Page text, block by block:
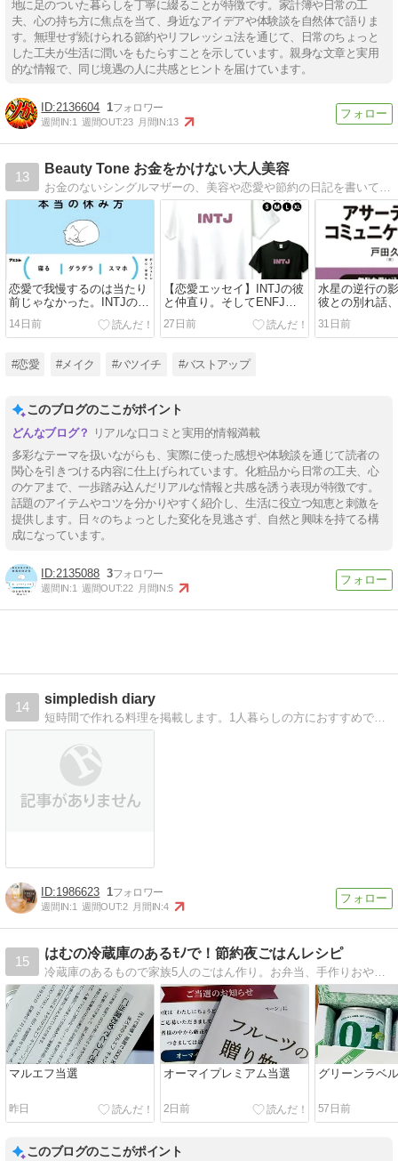
地に足のついた暮らしを丁寧に綴ることが特徴です。家計簿や日常の工
夫、心の持ち方に焦点を当て、身近なアイデアや体験談を自然体で語りま
す。無理せず続けられる節約やリフレッシュ法を通じて、日常のちょっと
した工夫が生活に潤いをもたらすことを示しています。親身な文章と実用
的な情報で、同じ境遇の人に共感とヒントを届けています。
2136604 1
週間IN:1 週間OUT:23 月間IN:13
13
Beauty Tone お金をかけない大人美容
お金のないシングルマザーの、美容や恋愛や節約の日記を書いてます。
恋愛で我慢するのは当たり
前じゃなかった。INTJの彼
が教えてくれたこと
14日前
【恋愛エッセイ】INTJの彼
と仲直り。そしてENFJの
元彼に「ごめんね」を伝え
た日
27日前
水星の逆行の
彼との別れ話
別れたENFJ
連絡
31日前
#恋愛 #メイク #バツイチ #バストアップ
このブログのここがポイント
リアルな口コミと実用的情報満載
多彩なテーマを扱いながらも、実際に使った感想や体験談を通じて読者の
関心を引きつける内容に仕上げられています。化粧品から日常の工夫、心
のケアまで、一歩踏み込んだリアルな情報と共感を誘う表現が特徴です。
話題のアイテムやコツを分かりやすく紹介し、生活に役立つ知恵と刺激を
提供します。日々のちょっとした変化を見逃さず、自然と興味を持てる構
成になっています。
2135088 3
週間IN:1 週間OUT:22 月間IN:5
14
simpledish diary
短時間で作れる料理を掲載します。1人暮らしの方におすすめです！
1986623 1
週間IN:1 週間OUT:2 月間IN:4
15
はむの冷蔵庫のあるﾓﾉで！節約夜ごはんレシピ
冷蔵庫のあるもので家族5人のごはん作り。お弁当、手作りおやつ、便利グッズもご紹介
マルエフ当選
昨日
オーマイプレミアム当選
2日前
グリーンラベ
57日前
このブログのここがポイント